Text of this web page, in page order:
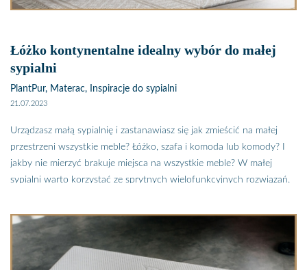
łóżko z palet w aranżację sypialni i do jakiego stylu pasuje takie
Łóżko kontynentalne idealny wybór do małej
sypialni
PlantPur, Materac, Inspiracje do sypialni
21.07.2023
Urządzasz małą sypialnię i zastanawiasz się jak zmieścić na małej
przestrzeni wszystkie meble? Łóżko, szafa i komoda lub komody? I
jakby nie mierzyć brakuje miejsca na wszystkie meble? W małej
sypialni warto korzystać ze sprytnych wielofunkcyjnych rozwiązań.
pod materacem. Jeśli zdecydujesz się na takie rozwiązanie, to
dyspozycji masz sporą powierzchnię do przechowywania, która
dodatkowo nie zabiera powierzchni użytkowej. Zobacz jak wybrać
idealne łóżko do małej sypialni i jak wykorzystać przestrzeń pod